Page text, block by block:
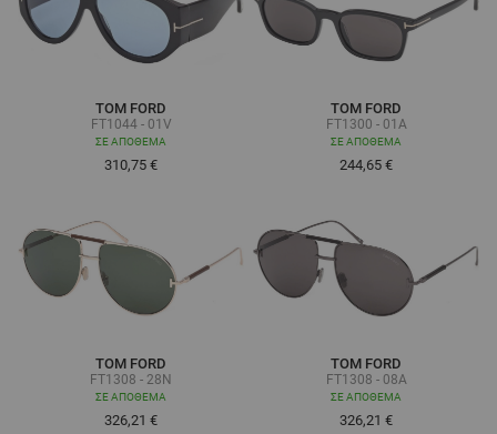
TOM FORD
FT1044 - 01V
ΣΕ ΑΠΌΘΕΜΑ
310,75 €
TOM FORD
FT1300 - 01A
ΣΕ ΑΠΌΘΕΜΑ
244,65 €
TOM FORD
FT1308 - 28N
ΣΕ ΑΠΌΘΕΜΑ
326,21 €
TOM FORD
FT1308 - 08A
ΣΕ ΑΠΌΘΕΜΑ
326,21 €